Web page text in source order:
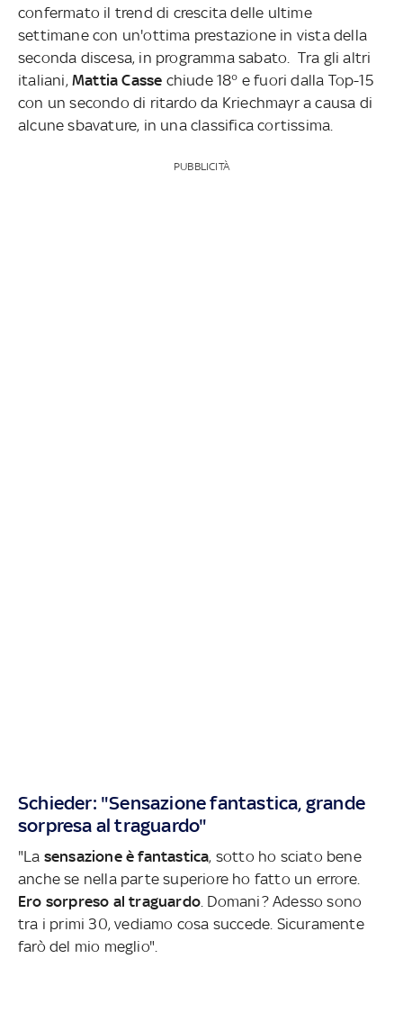
confermato il trend di crescita delle ultime
settimane con un'ottima prestazione in vista della
seconda discesa, in programma sabato.
Tra gli altri
italiani, Mattia Casse chiude 18° e fuori dalla Top-15
con un secondo di ritardo da Kriechmayr a causa di
alcune sbavature, in una classifica cortissima.
PUBBLICITÀ
Schieder: "Sensazione fantastica, grande
sorpresa al traguardo"
"La sensazione è fantastica, sotto ho sciato bene
anche se nella parte superiore ho fatto un errore.
Ero sorpreso al traguardo. Domani? Adesso sono
tra i primi 30, vediamo cosa succede. Sicuramente
farò del mio meglio".